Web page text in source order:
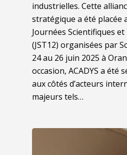
industrielles. Cette
stratégique a été placée
Journées Scientifiques
(JST12) organisées par
24 au 26 juin 2025 à
occasion, ACADYS a été
aux côtés d’acteurs
majeurs tels…